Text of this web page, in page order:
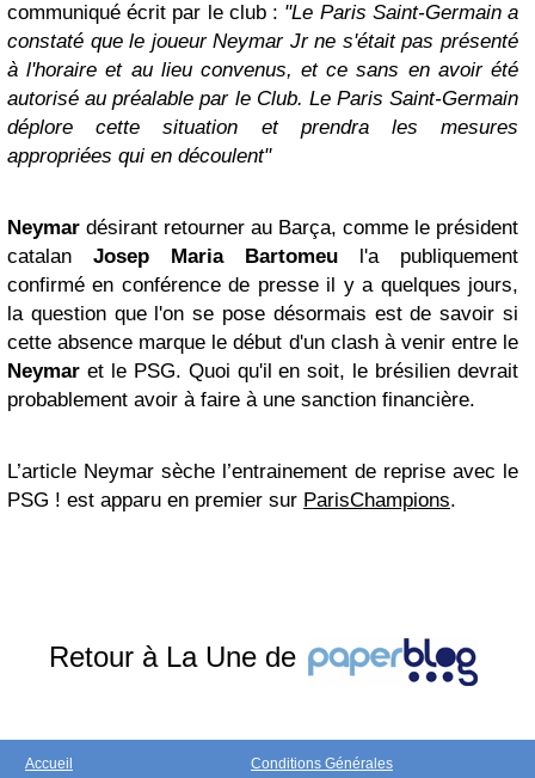
communiqué écrit par le club : "Le Paris Saint-Germain a
constaté que le joueur Neymar Jr ne s'était pas présenté
à l'horaire et au lieu convenus, et ce sans en avoir été
autorisé au préalable par le Club. Le Paris Saint-Germain
déplore cette situation et prendra les mesures
appropriées qui en découlent"
Neymar désirant retourner au Barça, comme le président
catalan Josep Maria Bartomeu l'a publiquement
confirmé en conférence de presse il y a quelques jours,
la question que l'on se pose désormais est de savoir si
cette absence marque le début d'un clash à venir entre le
Neymar et le PSG. Quoi qu'il en soit, le brésilien devrait
probablement avoir à faire à une sanction financière.
L’article Neymar sèche l’entrainement de reprise avec le
PSG ! est apparu en premier sur ParisChampions.
Retour à La Une de
Accueil
Conditions Générales